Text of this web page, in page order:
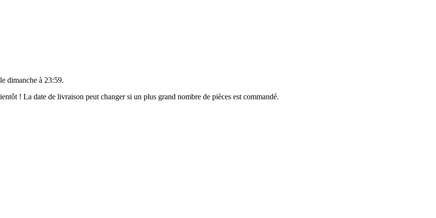
dimanche à 23:59.
! La date de livraison peut changer si un plus grand nombre de pièces est commandé.